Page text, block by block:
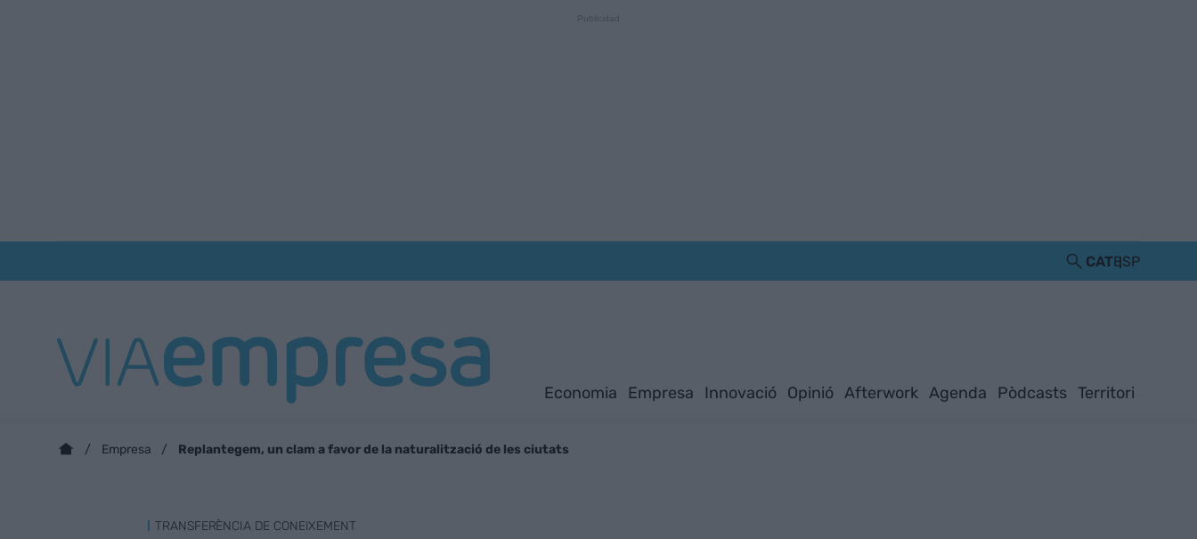
CATESP
Economia Empresa Innovació Opinió Afterwork Agenda Pòdcasts Territori
Empresa Replantegem, un clam a favor de la naturalització de les ciutats
TRANSFERÈNCIA DE CONEIXEMENT